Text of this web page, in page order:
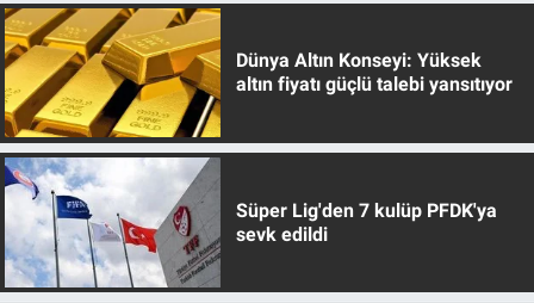
Dünya Altın Konseyi: Yüksek
altın fiyatı güçlü talebi yansıtıyor
Süper Lig'den 7 kulüp PFDK'ya
sevk edildi